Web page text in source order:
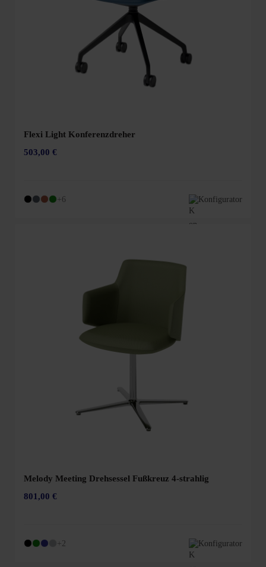
Flexi Light Konferenzdreher
503,00 €
+6 Konfigurator
Melody Meeting Drehsessel Fußkreuz 4-strahlig
801,00 €
+2 Konfigurator